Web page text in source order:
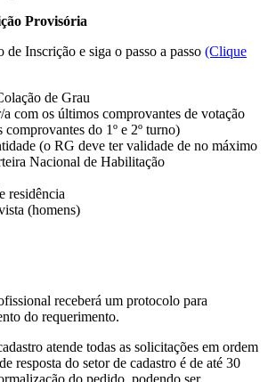
Provisória
de Inscrição e siga o passo a passo (Clique
de Grau
com os últimos comprovantes de votação
comprovantes do 1º e 2º turno)
(o RG deve ter validade de no máximo
Nacional de Habilitação
residência
(homens)
receberá um protocolo para
do requerimento.
atende todas as solicitações em ordem
resposta do setor de cadastro é de até 30